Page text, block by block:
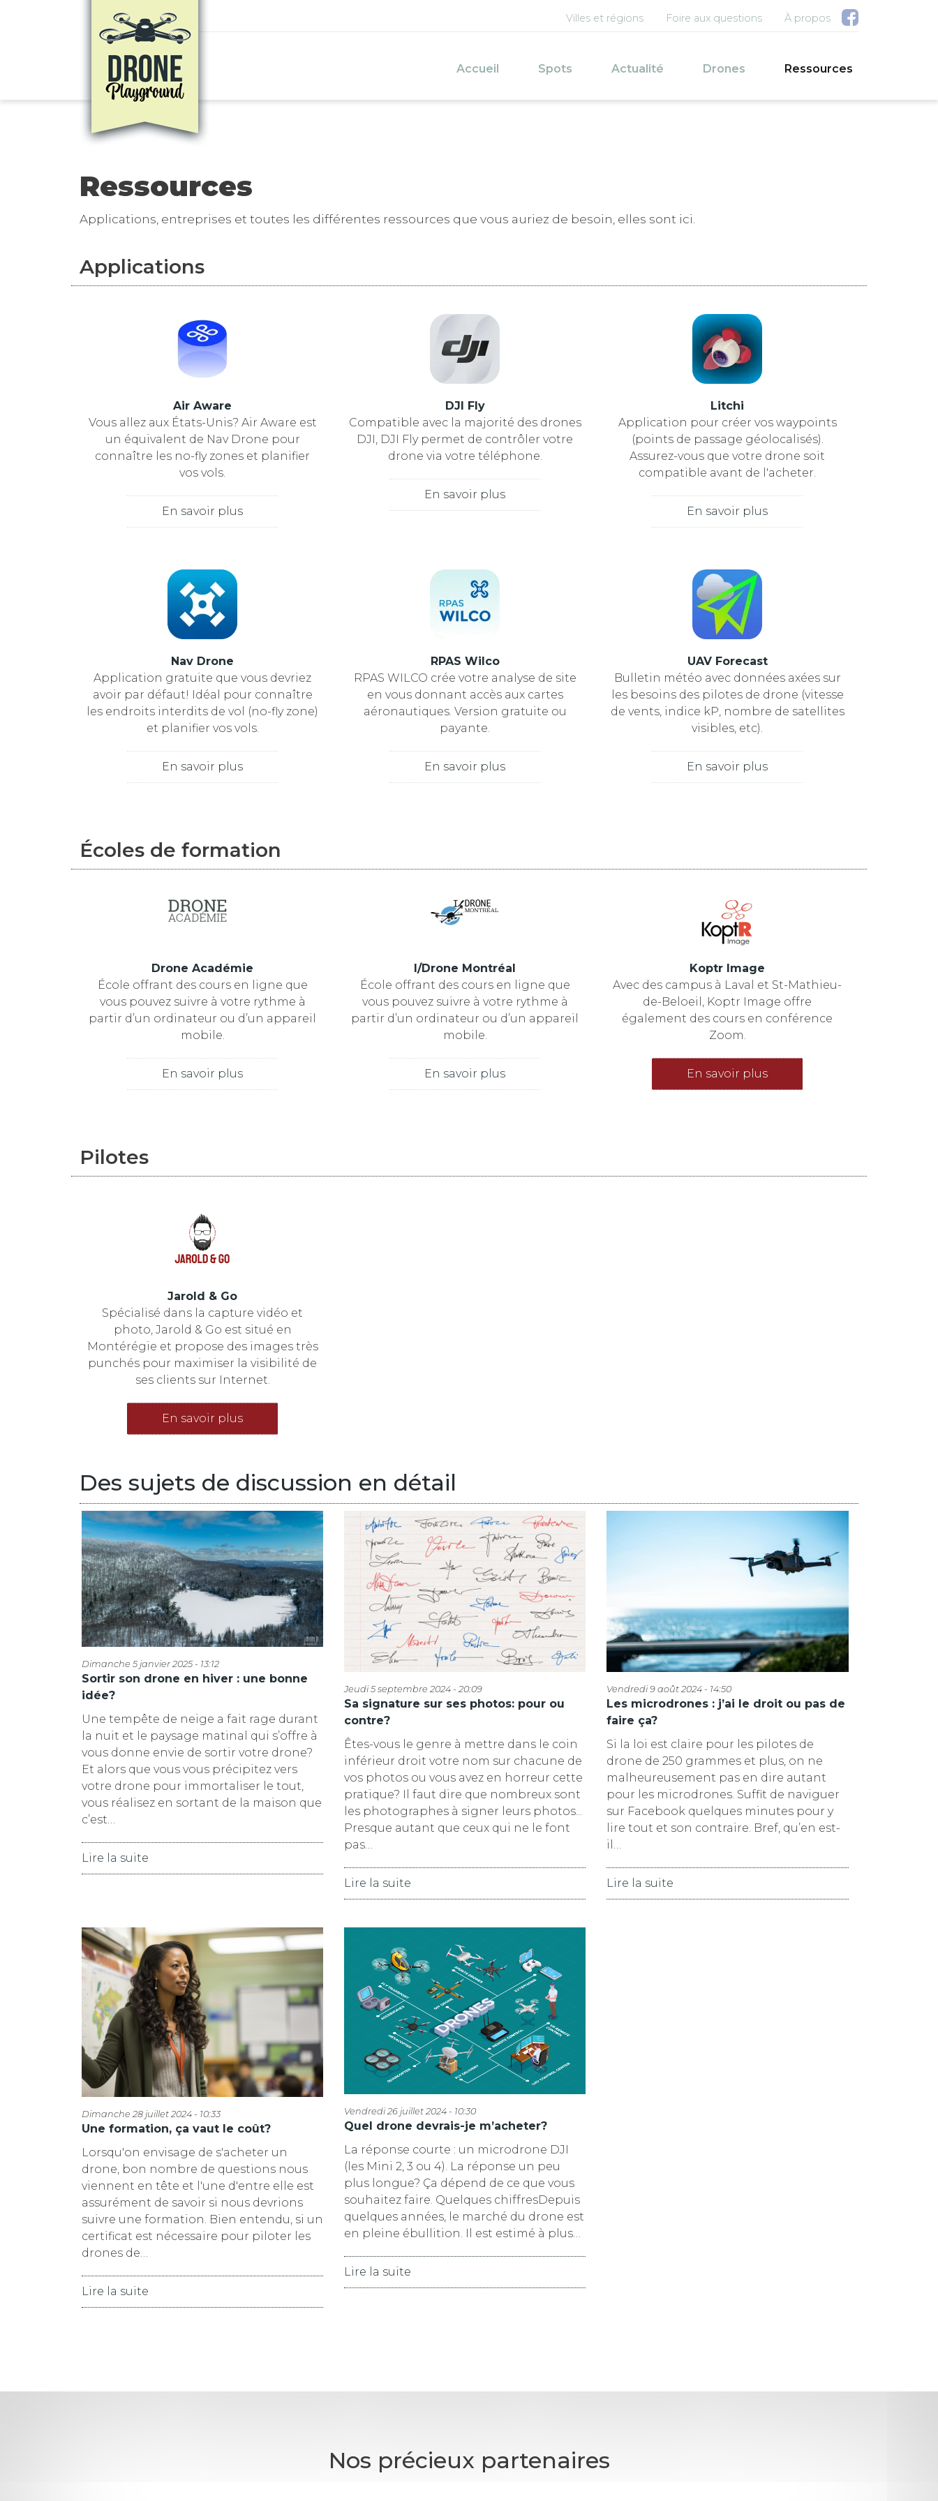
Menu du compte de l'utilisateur
Villes et régions Foire aux questions À propos
Navigation principale
Accueil Spots Actualité Drones Ressources
Ressources
Applications, entreprises et toutes les différentes ressources que vous auriez de besoin, elles sont ici.
Applications
Air Aware
Vous allez aux États-Unis? Air Aware est
un équivalent de Nav Drone pour
connaître les no-fly zones et planifier
vos vols.
En savoir plus
DJI Fly
Compatible avec la majorité des drones
DJI, DJI Fly permet de contrôler votre
drone via votre téléphone.
En savoir plus
Litchi
Application pour créer vos waypoints
(points de passage géolocalisés).
Assurez-vous que votre drone soit
compatible avant de l'acheter.
En savoir plus
Nav Drone
Application gratuite que vous devriez
avoir par défaut! Idéal pour connaître
les endroits interdits de vol (no-fly zone)
et planifier vos vols.
En savoir plus
RPAS Wilco
RPAS WILCO crée votre analyse de site
en vous donnant accès aux cartes
aéronautiques. Version gratuite ou
payante.
En savoir plus
UAV Forecast
Bulletin météo avec données axées sur
les besoins des pilotes de drone (vitesse
de vents, indice kP, nombre de satellites
visibles, etc).
En savoir plus
Écoles de formation
Drone Académie
École offrant des cours en ligne que
vous pouvez suivre à votre rythme à
partir d’un ordinateur ou d’un appareil
mobile.
En savoir plus
I/Drone Montréal
École offrant des cours en ligne que
vous pouvez suivre à votre rythme à
partir d’un ordinateur ou d’un appareil
mobile.
En savoir plus
Koptr Image
Avec des campus à Laval et St-Mathieu-
de-Beloeil, Koptr Image offre
également des cours en conférence
Zoom.
En savoir plus
Pilotes
Jarold & Go
Spécialisé dans la capture vidéo et
photo, Jarold & Go est situé en
Montérégie et propose des images très
punchés pour maximiser la visibilité de
ses clients sur Internet.
En savoir plus
Des sujets de discussion en détail
Dimanche 5 janvier 2025 - 13:12
Sortir son drone en hiver : une bonne
idée?
Une tempête de neige a fait rage durant
la nuit et le paysage matinal qui s’offre à
vous donne envie de sortir votre drone?
Et alors que vous vous précipitez vers
votre drone pour immortaliser le tout,
vous réalisez en sortant de la maison que
c’est…
Lire la suite
Jeudi 5 septembre 2024 - 20:09
Sa signature sur ses photos: pour ou
contre?
Êtes-vous le genre à mettre dans le coin
inférieur droit votre nom sur chacune de
vos photos ou vous avez en horreur cette
pratique? Il faut dire que nombreux sont
les photographes à signer leurs photos...
Presque autant que ceux qui ne le font
pas…
Lire la suite
Vendredi 9 août 2024 - 14:50
Les microdrones : j’ai le droit ou pas de
faire ça?
Si la loi est claire pour les pilotes de
drone de 250 grammes et plus, on ne
malheureusement pas en dire autant
pour les microdrones. Suffit de naviguer
sur Facebook quelques minutes pour y
lire tout et son contraire. Bref, qu’en est-
il…
Lire la suite
Dimanche 28 juillet 2024 - 10:33
Une formation, ça vaut le coût?
Lorsqu'on envisage de s'acheter un
drone, bon nombre de questions nous
viennent en tête et l'une d'entre elle est
assurément de savoir si nous devrions
suivre une formation. Bien entendu, si un
certificat est nécessaire pour piloter les
drones de…
Lire la suite
Vendredi 26 juillet 2024 - 10:30
Quel drone devrais-je m’acheter?
La réponse courte : un microdrone DJI
(les Mini 2, 3 ou 4). La réponse un peu
plus longue? Ça dépend de ce que vous
souhaitez faire. Quelques chiffresDepuis
quelques années, le marché du drone est
en pleine ébullition. Il est estimé à plus…
Lire la suite
Nos précieux partenaires